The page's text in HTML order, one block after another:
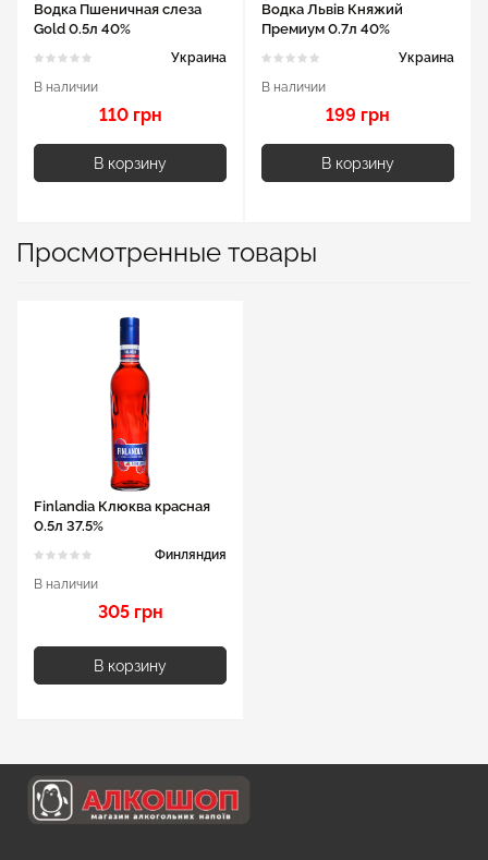
Водка Пшеничная слеза
Gold 0.5л 40%
Украина
В наличии
110 грн
В корзину
Водка Львів Княжий
Премиум 0.7л 40%
Украина
В наличии
199 грн
В корзину
Просмотренные товары
Finlandia Клюква красная
0.5л 37.5%
Финляндия
В наличии
305 грн
В корзину